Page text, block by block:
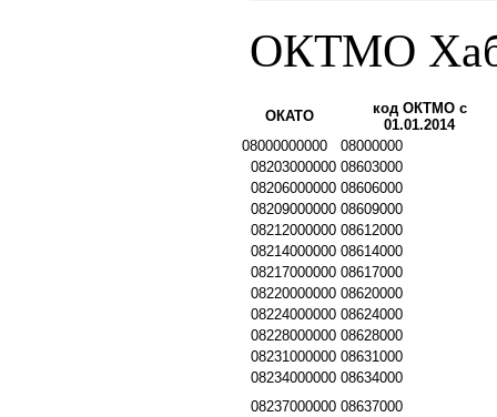
ОКТМО
ОКАТО
код ОКТМО с
01.01.2014
08000000000
08000000
08203000000 08603000
08206000000 08606000
08209000000 08609000
08212000000 08612000
08214000000 08614000
08217000000 08617000
08220000000 08620000
08224000000 08624000
08228000000 08628000
08231000000 08631000
08234000000 08634000
08237000000 08637000